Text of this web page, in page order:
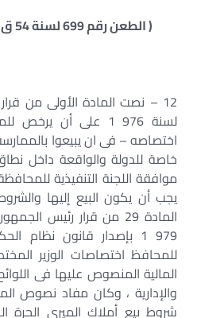
( الطعن رقم 699 لسنة 54 ق – جلسة 23/6/1987 )
لسنة 976 1 على أن
اختصاصه – فى ان يبيعوا
خاصة للدولة والواقعة داخل
موافقة اللجنة التنفيذية
يجب أن يكون البيع إليها
979 1 بإصدار قانون
للمحافظ اختصاصات الوزير
المالية المنصوص عليها فى